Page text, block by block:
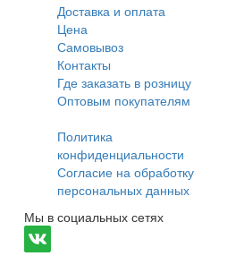
Доставка и оплата
Цена
Самовывоз
Контакты
Где заказать в розницу
Оптовым покупателям
Политика
конфиденциальности
Согласие на обработку
персональных данных
Мы в социальных сетях